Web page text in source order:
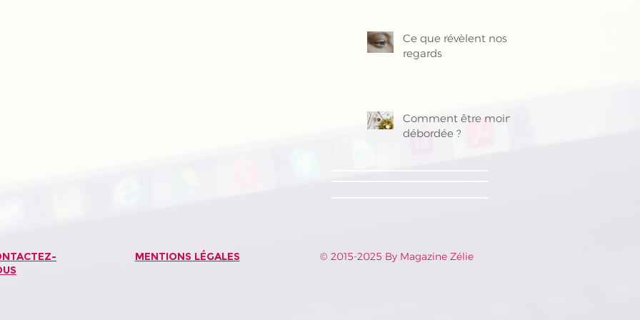
Ce que révèlent nos
regards
Comment être moins
débordée ?
MENTIONS LÉGALES © 2015-2025 By Magazine Zélie